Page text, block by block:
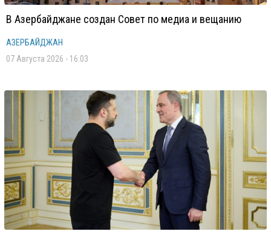
В Азербайджане создан Совет по медиа и вещанию
АЗЕРБАЙДЖАН
07 Августа 2026 - 16:03